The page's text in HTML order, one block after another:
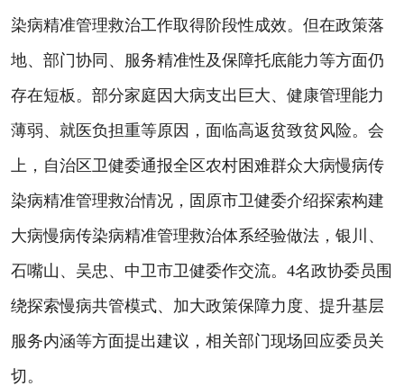
染病精准管理救治工作取得阶段性成效。但在政策落
地、部门协同、服务精准性及保障托底能力等方面仍
存在短板。部分家庭因大病支出巨大、健康管理能力
薄弱、就医负担重等原因，面临高返贫致贫风险。会
上，自治区卫健委通报全区农村困难群众大病慢病传
染病精准管理救治情况，固原市卫健委介绍探索构建
大病慢病传染病精准管理救治体系经验做法，银川、
石嘴山、吴忠、中卫市卫健委作交流。4名政协委员围
绕探索慢病共管模式、加大政策保障力度、提升基层
服务内涵等方面提出建议，相关部门现场回应委员关
切。